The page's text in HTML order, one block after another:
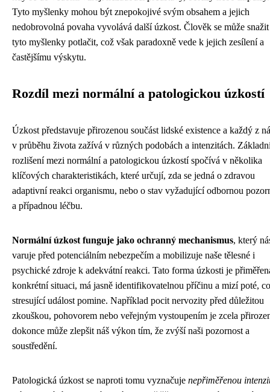
Tyto myšlenky mohou být znepokojivé svým obsahem a jejich
nedobrovolná povaha vyvolává další úzkost. Člověk se může snažit
tyto myšlenky potlačit, což však paradoxně vede k jejich zesílení a
častějšímu výskytu.
Rozdíl mezi normální a patologickou úzkostí
Úzkost představuje přirozenou součást lidské existence a každý z
v průběhu života zažívá v různých podobách a intenzitách.
rozlišení mezi normální a patologickou úzkostí spočívá v několika
klíčových charakteristikách, které určují, zda se jedná o zdravou
adaptivní reakci organismu, nebo o stav vyžadující odbornou
a případnou léčbu.
Normální úzkost funguje jako ochranný mechanismus, který
varuje před potenciálním nebezpečím a mobilizuje naše tělesné i
psychické zdroje k adekvátní reakci. Tato forma úzkosti je
konkrétní situaci, má jasně identifikovatelnou příčinu a mizí poté, co
stresující událost pomine. Například pocit nervozity před důležitou
zkouškou, pohovorem nebo veřejným vystoupením je zcela
dokonce může zlepšit náš výkon tím, že zvýší naši pozornost a
soustředění.
Patologická úzkost se naproti tomu vyznačuje nepřiměřenou